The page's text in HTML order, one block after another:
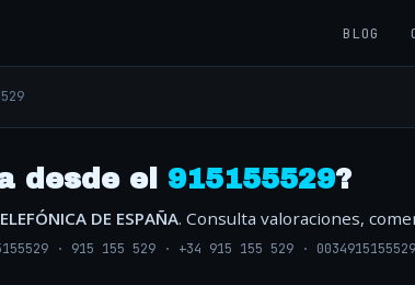
BLOG
desde el 915155529?
DE ESPAÑA. Consulta valoraciones,
· 915 155 529 · +34 915 155 529 · 0034915155529